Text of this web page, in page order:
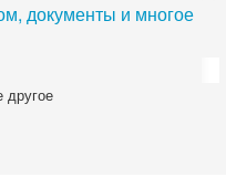
документы и многое
другое